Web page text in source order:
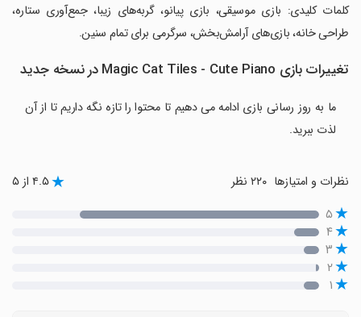
‏کلمات کلیدی: بازی موسیقی، بازی پیانو، گربه‌های زیبا، جمع‌آوری ستاره،
طراحی خانه، بازی‌های آرامش‌بخش، سرگرمی برای تمام سنین.
تغییرات بازی Magic Cat Tiles - Cute Piano در نسخه جدید
ما به روز رسانی بازی ادامه می دهیم تا محتوا را تازه نگه داریم تا از آن
لذت ببرید.
نظرات و امتیازها ۴.۵ از ۵
۵
۴
۳
۲
۱